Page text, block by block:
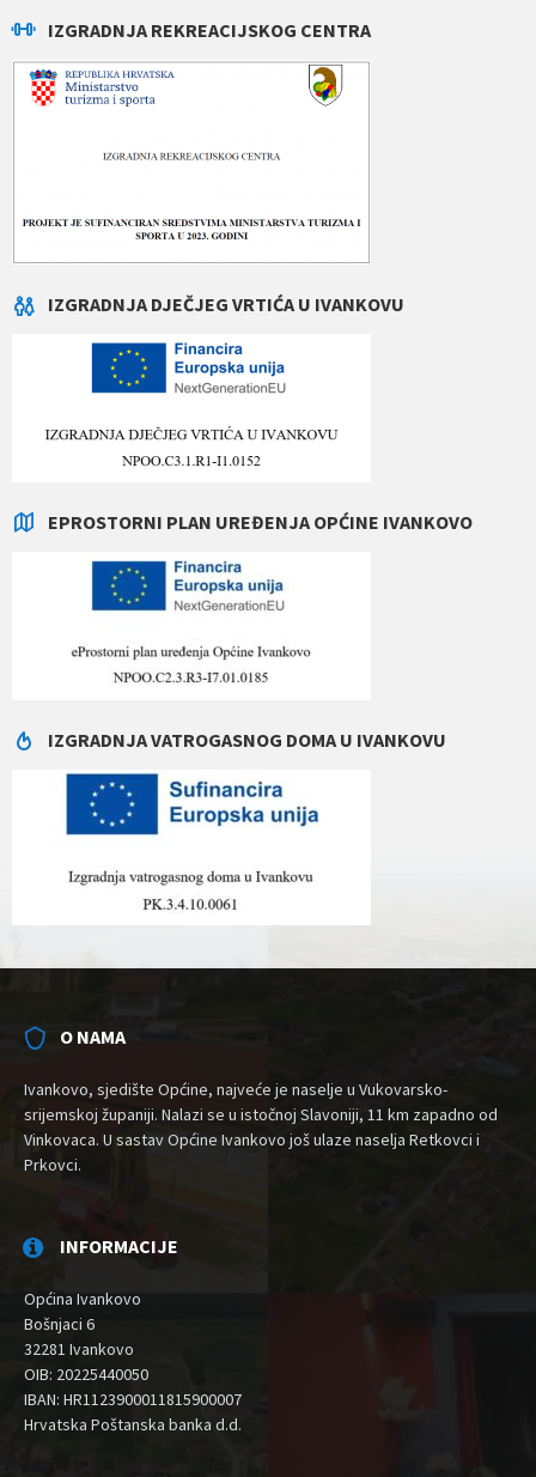
IZGRADNJA REKREACIJSKOG CENTRA
IZGRADNJA DJEČJEG VRTIĆA U IVANKOVU
EPROSTORNI PLAN UREĐENJA OPĆINE IVANKOVO
IZGRADNJA VATROGASNOG DOMA U IVANKOVU
O NAMA
Ivankovo, sjedište Općine, najveće je naselje u Vukovarsko-
srijemskoj županiji. Nalazi se u istočnoj Slavoniji, 11 km zapadno od
Vinkovaca. U sastav Općine Ivankovo još ulaze naselja Retkovci i
Prkovci.
INFORMACIJE
Općina Ivankovo
Bošnjaci 6
32281 Ivankovo
OIB: 20225440050
IBAN: HR1123900011815900007
Hrvatska Poštanska banka d.d.